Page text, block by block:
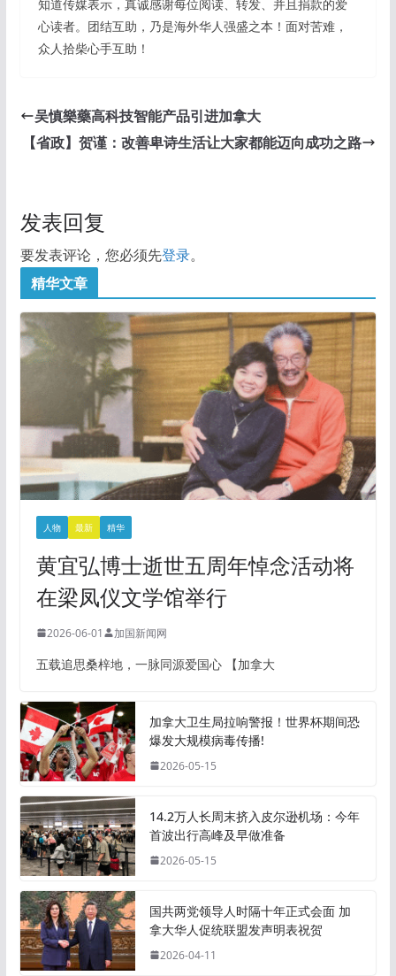
知道传媒表示，真诚感谢每位阅读、转发、并且捐款的爱
心读者。团结互助，乃是海外华人强盛之本！面对苦难，
众人拾柴心手互助！
吴慎樂藥高科技智能产品引进加拿大
【省政】贺谨：改善卑诗生活让大家都能迈向成功之路
发表回复
要发表评论，您必须先登录。
精华文章
人物 最新 精华
黄宜弘博士逝世五周年悼念活动将
在梁凤仪文学馆举行
2026-06-01 加国新闻网
五载追思桑梓地，一脉同源爱国心 【加拿大
加拿大卫生局拉响警报！世界杯期间恐
爆发大规模病毒传播!
2026-05-15
14.2万人长周末挤入皮尔逊机场：今年
首波出行高峰及早做准备
2026-05-15
国共两党领导人时隔十年正式会面 加
拿大华人促统联盟发声明表祝贺
2026-04-11